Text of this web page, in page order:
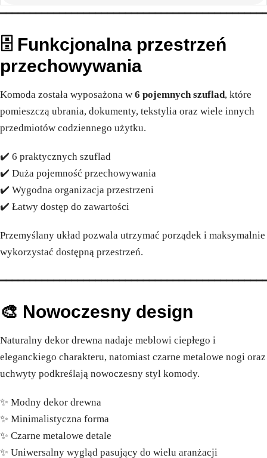
🗄️ Funkcjonalna przestrzeń
przechowywania
Komoda została wyposażona w 6 pojemnych szuflad, które
pomieszczą ubrania, dokumenty, tekstylia oraz wiele innych
przedmiotów codziennego użytku.
✔️ 6 praktycznych szuflad
✔️ Duża pojemność przechowywania
✔️ Wygodna organizacja przestrzeni
✔️ Łatwy dostęp do zawartości
Przemyślany układ pozwala utrzymać porządek i maksymalnie
wykorzystać dostępną przestrzeń.
🎨 Nowoczesny design
Naturalny dekor drewna nadaje meblowi ciepłego i
eleganckiego charakteru, natomiast czarne metalowe nogi oraz
uchwyty podkreślają nowoczesny styl komody.
✨ Modny dekor drewna
✨ Minimalistyczna forma
✨ Czarne metalowe detale
✨ Uniwersalny wygląd pasujący do wielu aranżacji